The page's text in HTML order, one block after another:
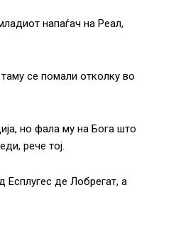
напаѓач на Реал,
се помали отколку во
но фала му на Бога што
рече тој.
Есплугес де Лобрегат, а